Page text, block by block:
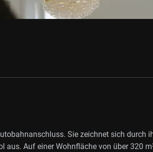
Sie zeichnet sich durch
Auf einer Wohnfläche von über 320